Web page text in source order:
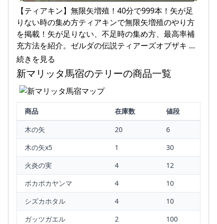
【ティアキン】無限矢増殖！40分で999本！矢が足
りない時の集め方ティアキンで無限矢増殖のやり方
を掲載！矢が足りない、不足時の集め方、最高率補
充方法を紹介。ゼルダの伝説ティアーズオブザキ …
続きを見る
新マリッタ馬宿のテリーの商品一覧
商品 在庫数
値段
木の矢
20
6
木の矢x5
1
30
火炎の実
4
12
ポカポカヤンマ
4
10
シズカホタル
4
10
ガッツガエル
2 100